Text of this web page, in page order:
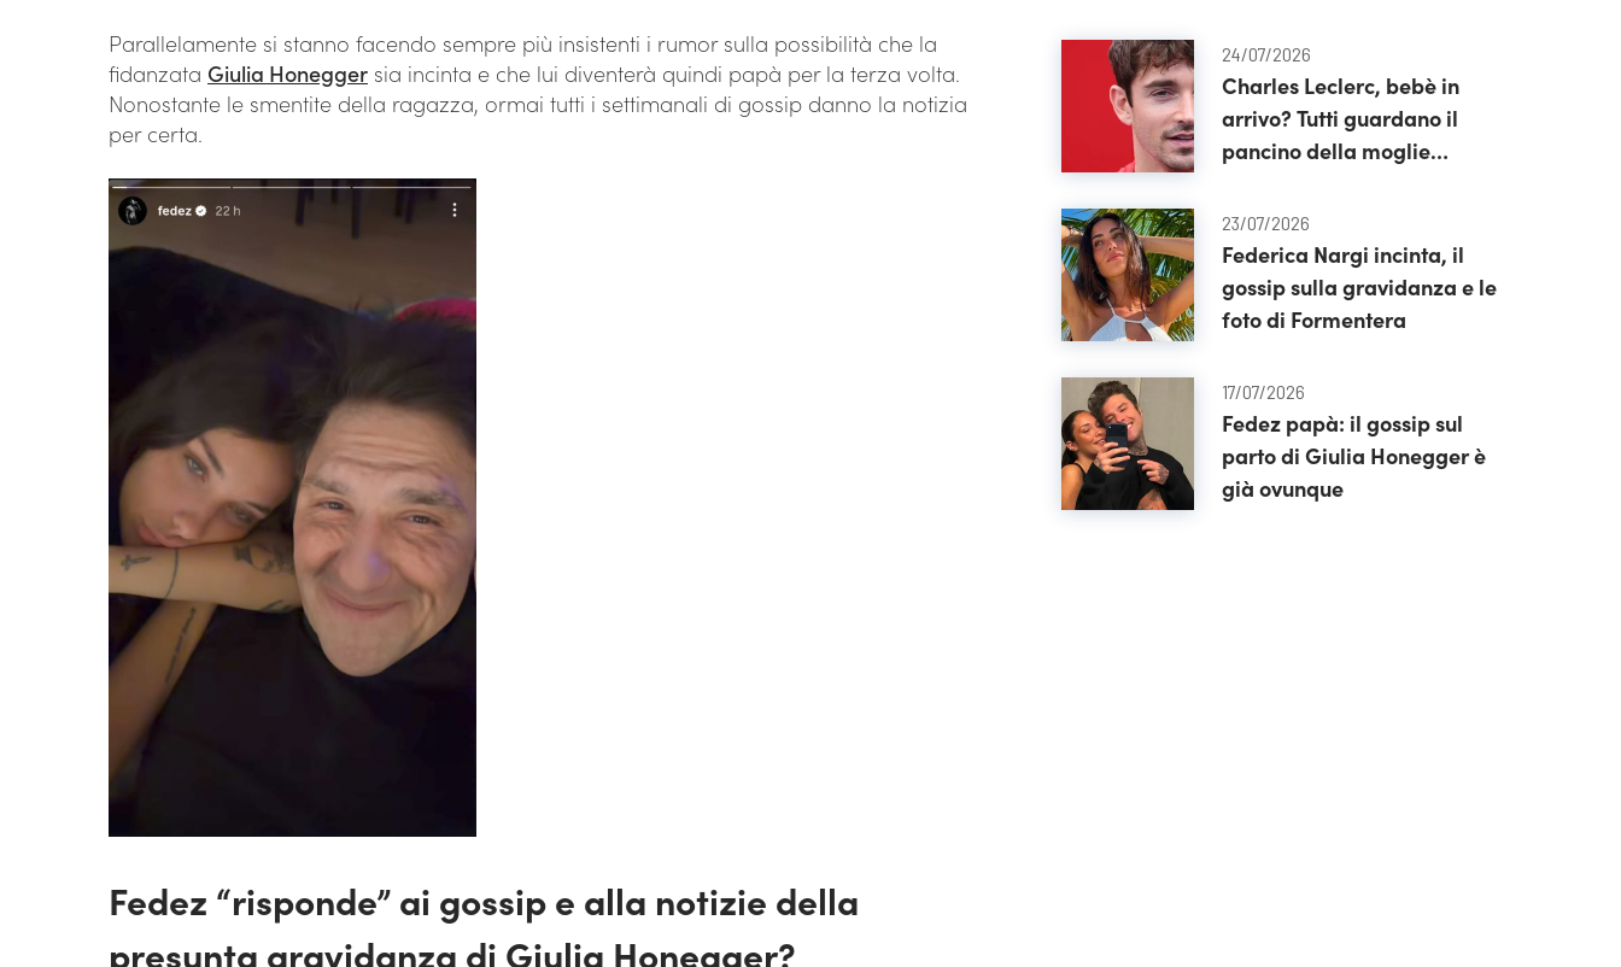
Parallelamente si stanno facendo sempre più insistenti i rumor sulla possibilità che la
fidanzata Giulia Honegger sia incinta e che lui diventerà quindi papà per la terza volta.
Nonostante le smentite della ragazza, ormai tutti i settimanali di gossip danno la notizia
per certa.
Fedez “risponde” ai gossip e alla notizie della
presunta gravidanza di Giulia Honegger?
24/07/2026
Charles Leclerc, bebè in
arrivo? Tutti guardano il
pancino della moglie
23/07/2026
Federica Nargi incinta, il
gossip sulla gravidanza e le
foto di Formentera
17/07/2026
Fedez papà: il gossip sul
parto di Giulia Honegger è
già ovunque